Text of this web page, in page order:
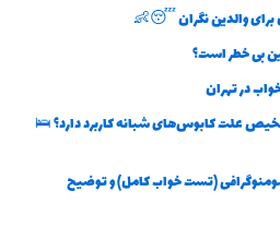
والدین نگران 😴👶
بی خطر است؟
در تهران
علت کابوس‌های شبانه کاربرد دارد؟ 🛌
(تست خواب کامل) و توضیح